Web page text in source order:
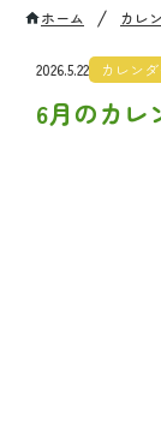
homeホーム / カレ
2026.5.22 カレンダ
6月のカレ